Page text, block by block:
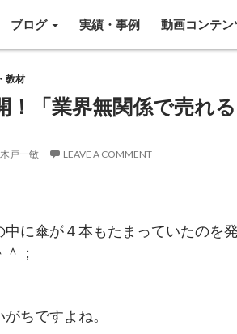
ブログ
実績・事例 動画コンテン
教材
！「業界無関係で売れ
木戸一敏 LEAVE A COMMENT
に傘が４本もたまっていたのを
；
ちですよね。